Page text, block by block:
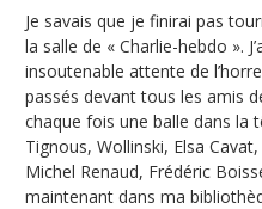
Je savais que je finirai pas
la salle de « Charlie-hebdo ».
insoutenable attente de
passés devant tous les amis
chaque fois une balle dans la
Tignous, Wollinski, Elsa
Michel Renaud, Frédéric
maintenant dans ma